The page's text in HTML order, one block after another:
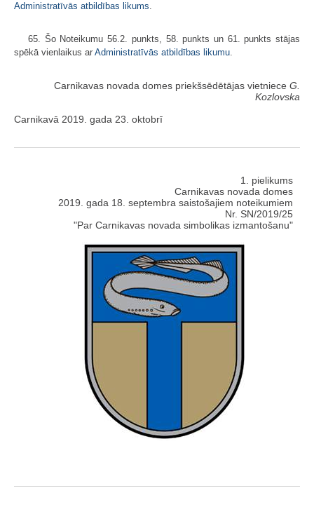
Administratīvās atbildības likums.
65. Šo Noteikumu 56.2. punkts, 58. punkts un 61. punkts stājas
spēkā vienlaikus ar Administratīvās atbildības likumu.
Carnikavas novada domes priekšsēdētājas vietniece G.
Kozlovska
Carnikavā 2019. gada 23. oktobrī
1. pielikums
Carnikavas novada domes
2019. gada 18. septembra saistošajiem noteikumiem
Nr. SN/2019/25
"Par Carnikavas novada simbolikas izmantošanu"